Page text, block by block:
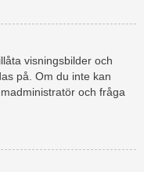
visningsbilder och
på. Om du inte kan
och fråga